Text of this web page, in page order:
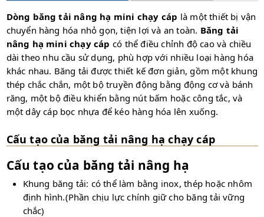
Dòng băng tải nâng hạ mini chạy cáp là một thiết bị vận
chuyển hàng hóa nhỏ gọn, tiện lợi và an toàn. Băng tải
nâng hạ mini chạy cáp có thể điều chỉnh độ cao và chiều
dài theo nhu cầu sử dụng, phù hợp với nhiều loại hàng hóa
khác nhau. Băng tải được thiết kế đơn giản, gồm một khung
thép chắc chắn, một bộ truyền động bằng động cơ và bánh
răng, một bộ điều khiển bằng nút bấm hoặc công tắc, và
một dây cáp bọc nhựa để kéo hàng hóa lên xuống.
Cấu tạo của băng tải nâng hạ chạy cáp
Cấu tạo của băng tải nâng hạ
Khung băng tải: có thể làm bằng inox, thép hoặc nhôm
định hình.(Phần chịu lực chính giữ cho băng tải vững
chắc)